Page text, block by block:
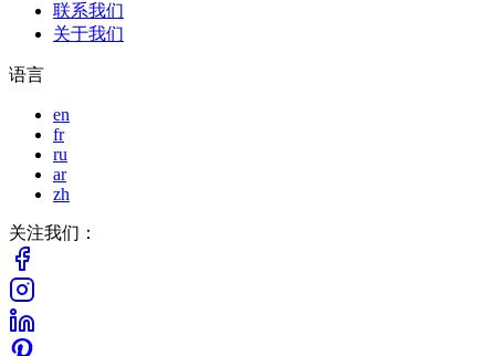
联系我们
关于我们
语言
en
fr
ru
ar
zh
关注我们：